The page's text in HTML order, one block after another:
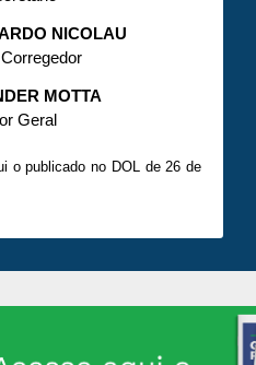
NICOLAU
MOTTA
Geral
o publicado no DOL de 26 de